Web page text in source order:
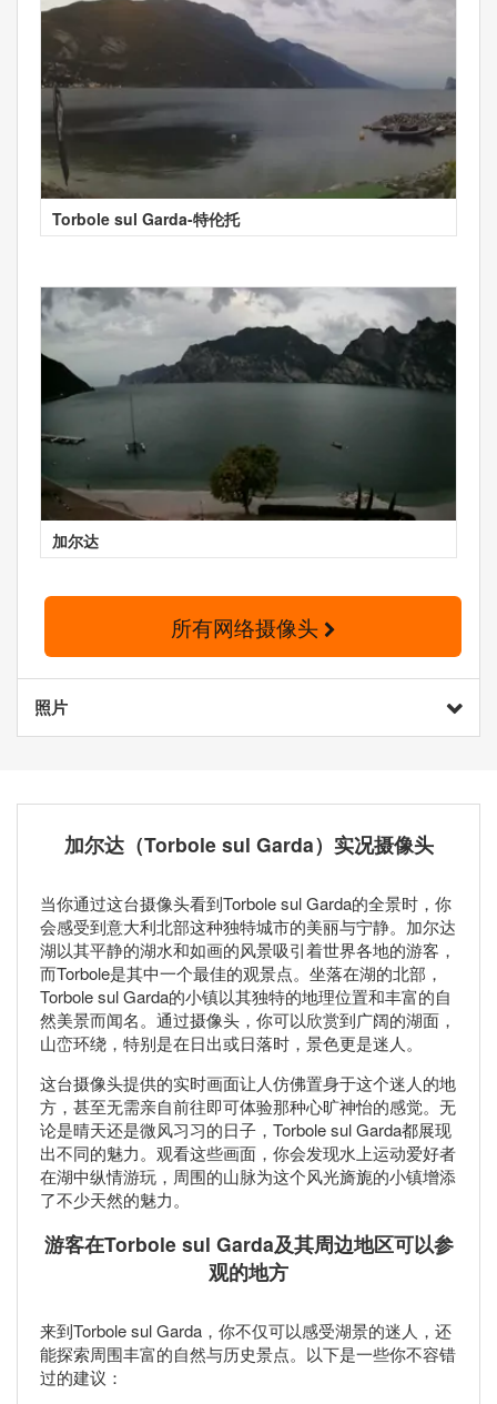
Torbole sul Garda-特伦托
加尔达
所有网络摄像头
照片
加尔达（Torbole sul Garda）实况摄像头
当你通过这台摄像头看到Torbole sul Garda的全景时，你
会感受到意大利北部这种独特城市的美丽与宁静。加尔达
湖以其平静的湖水和如画的风景吸引着世界各地的游客，
而Torbole是其中一个最佳的观景点。坐落在湖的北部，
Torbole sul Garda的小镇以其独特的地理位置和丰富的自
然美景而闻名。通过摄像头，你可以欣赏到广阔的湖面，
山峦环绕，特别是在日出或日落时，景色更是迷人。
这台摄像头提供的实时画面让人仿佛置身于这个迷人的地
方，甚至无需亲自前往即可体验那种心旷神怡的感觉。无
论是晴天还是微风习习的日子，Torbole sul Garda都展现
出不同的魅力。观看这些画面，你会发现水上运动爱好者
在湖中纵情游玩，周围的山脉为这个风光旖旎的小镇增添
了不少天然的魅力。
游客在Torbole sul Garda及其周边地区可以参
观的地方
来到Torbole sul Garda，你不仅可以感受湖景的迷人，还
能探索周围丰富的自然与历史景点。以下是一些你不容错
过的建议：